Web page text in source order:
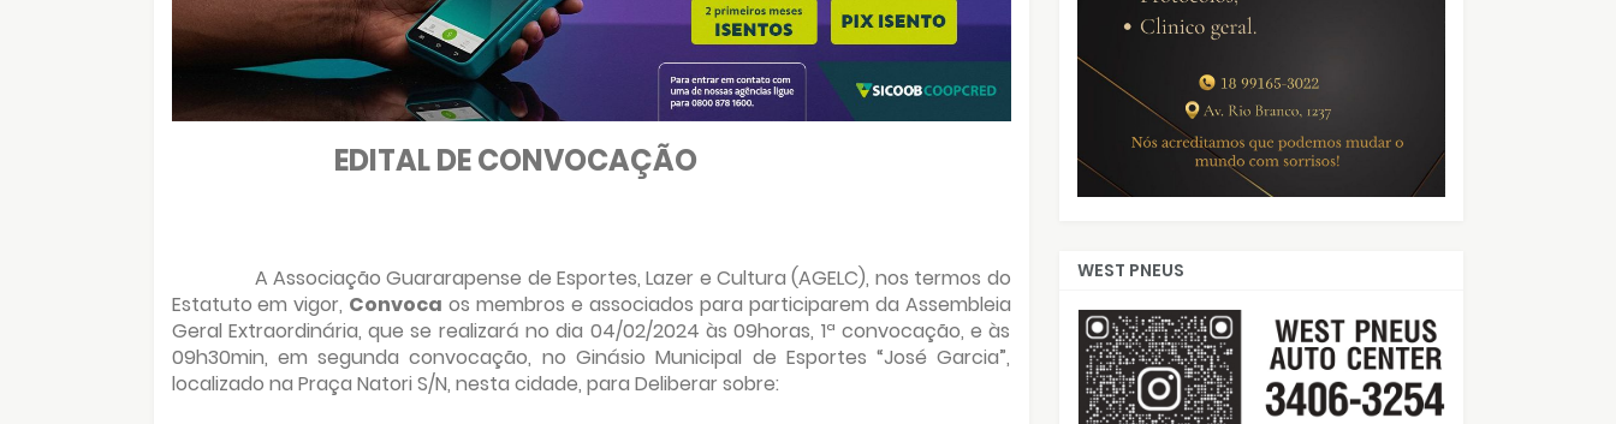
EDITAL DE CONVOCAÇÃO
A Associação Guararapense de Esportes, Lazer e Cultura (AGELC), nos termos do
Estatuto em vigor, Convoca os membros e associados para participarem da Assembleia
Geral Extraordinária, que se realizará no dia 04/02/2024 às 09horas, 1ª convocação, e às
09h30min, em segunda convocação, no Ginásio Municipal de Esportes “José Garcia”,
localizado na Praça Natori S/N, nesta cidade, para Deliberar sobre:
WEST PNEUS